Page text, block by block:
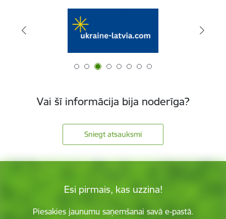
Vai šī informācija bija noderīga?
Sniegt atsauksmi
Esi pirmais, kas uzzina!
Piesakies jaunumu saņemšanai savā e-pastā.